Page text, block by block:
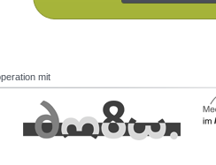
mit